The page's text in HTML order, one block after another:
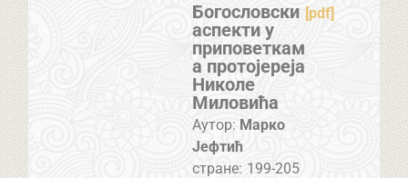
Богословски
аспекти у
приповеткам
а протојереја
Николе
Миловића
[pdf]
Аутор: Марко
Јефтић
стране: 199-205